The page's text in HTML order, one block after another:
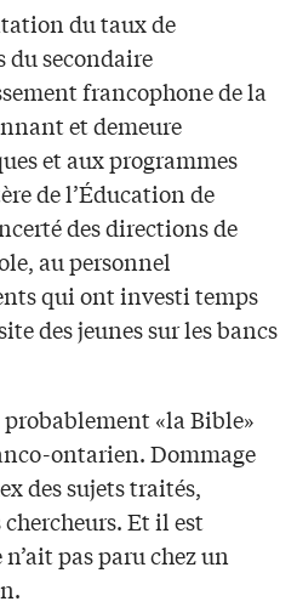
du taux de
du secondaire
francophone de la
et demeure
et aux programmes
de l’Éducation de
des directions de
au personnel
qui ont investi temps
des jeunes sur les bancs
«la Bible»
ontarien. Dommage
des sujets traités,
Et il est
pas paru chez un